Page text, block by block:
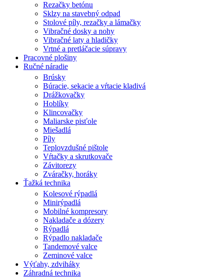
Rezačky betónu
Sklzy na stavebný odpad
Stolové píly, rezačky a lámačky
Vibračné dosky a nohy
Vibračné laty a hladičky
Vrtné a pretláčacie súpravy
Pracovné plošiny
Ručné náradie
Brúsky
Búracie, sekacie a vŕtacie kladivá
Drážkovačky
Hoblíky
Klincovačky
Maliarske pisťole
Miešadlá
Píly
Teplovzdušné pištole
Vŕtačky a skrutkovače
Závitorezy
Zváračky, horáky
Ťažká technika
Kolesové rýpadlá
Minirýpadlá
Mobilné kompresory
Nakladače a dózery
Rýpadlá
Rýpadlo nakladače
Tandemové valce
Zeminové valce
Výťahy, zdviháky
Záhradná technika